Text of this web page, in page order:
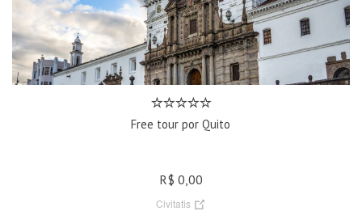
Free tour por Quito
R$ 0,00
Civitatis